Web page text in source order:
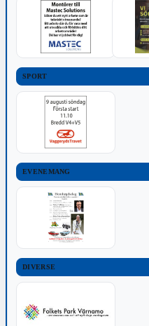
SPORT
EVENEMANG
DIVERSE